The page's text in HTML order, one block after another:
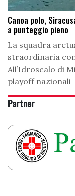
Canoa polo,
a punteggio pieno
La squadra
straordinaria
All’Idroscalo di
playoff nazionali
Partner